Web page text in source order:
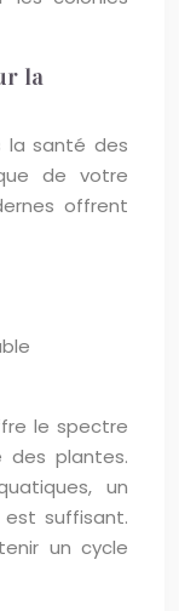
la
la santé des
de votre
offrent
le spectre
des plantes.
un
est suffisant.
un cycle